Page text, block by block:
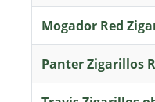
Mogador Red
Panter Zigarillos